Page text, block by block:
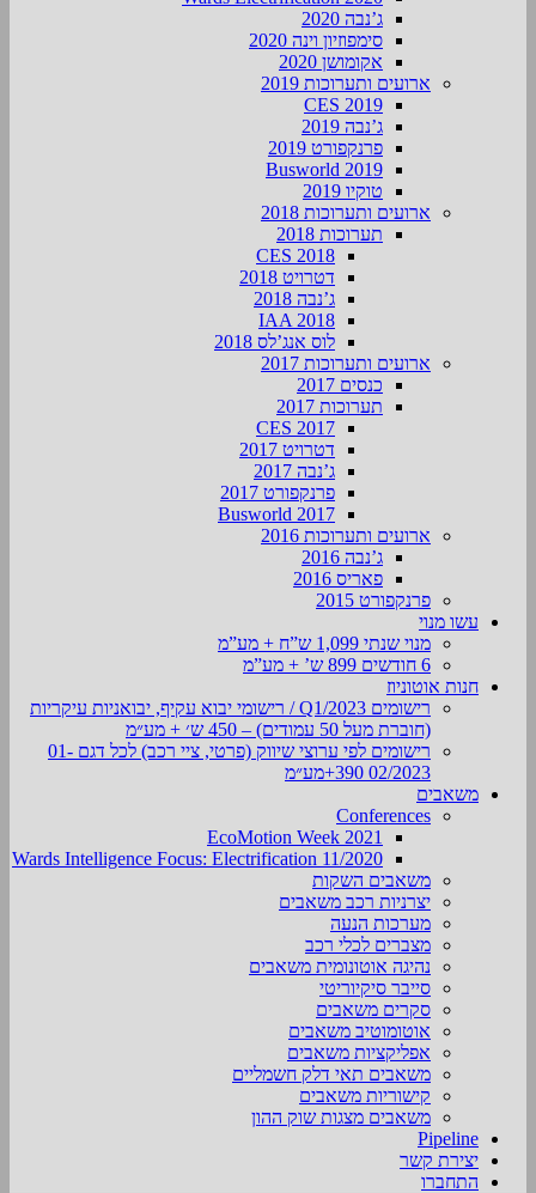
ג’נבה 2020
סימפוזיון וינה 2020
אקומושן 2020
ארועים ותערוכות 2019
CES 2019
ג’נבה 2019
פרנקפורט 2019
Busworld 2019
טוקיו 2019
ארועים ותערוכות 2018
תערוכות 2018
CES 2018
דטרויט 2018
ג’נבה 2018
IAA 2018
לוס אנג’לס 2018
ארועים ותערוכות 2017
כנסים 2017
תערוכות 2017
CES 2017
דטרויט 2017
ג’נבה 2017
פרנקפורט 2017
Busworld 2017
ארועים ותערוכות 2016
ג’נבה 2016
פאריס 2016
פרנקפורט 2015
עשו מנוי
מנוי שנתי 1,099 ש”ח + מע”מ
6 חודשים 899 ש’ + מע”מ
חנות אוטוניוז
רישומים Q1/2023 / רישומי יבוא עקיף, יבואניות עיקריות
(חוברת מעל 50 עמודים) – 450 ש׳ + מע״מ
רישומים לפי ערוצי שיווק (פרטי, ציי רכב) לכל דגם 01-
02/2023 390+מע״מ
משאבים
Conferences
EcoMotion Week 2021
Wards Intelligence Focus: Electrification 11/2020
משאבים השקות
יצרניות רכב משאבים
מערכות הנעה
מצברים לכלי רכב
נהיגה אוטונומית משאבים
סייבר סיקיוריטי
סקרים משאבים
אוטומוטיב משאבים
אפליקציות משאבים
משאבים תאי דלק חשמליים
קישוריות משאבים
משאבים מצגות שוק ההון
Pipeline
יצירת קשר
התחברו